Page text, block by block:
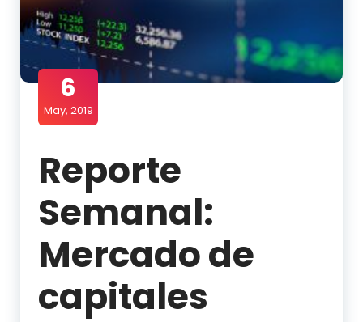
6
May, 2019
Reporte
Semanal:
Mercado de
capitales